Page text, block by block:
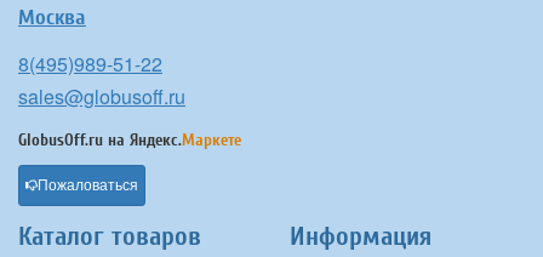
Москва
8(495)989-51-22
sales@globusoff.ru
GlobusOff.ru на Яндекс.Маркете
Пожаловаться
Каталог товаров Информация